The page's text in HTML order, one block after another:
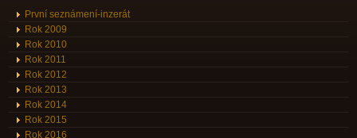
První seznámení-inzerát
Rok 2009
Rok 2010
Rok 2011
Rok 2012
Rok 2013
Rok 2014
Rok 2015
Rok 2016